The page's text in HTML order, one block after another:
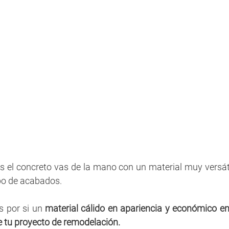
el concreto vas de la mano con un material muy
de acabados.
por si un material cálido en apariencia y económico
tu proyecto de remodelación.